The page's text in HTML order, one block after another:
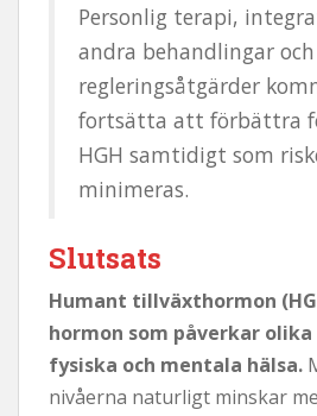
Personlig terapi,
andra behandlingar
regleringsåtgärder
fortsätta att förbättra
HGH samtidigt som
minimeras.
Slutsats
Humant tillväxthormon
hormon som påverkar
fysiska och mentala hälsa.
nivåerna naturligt minskar